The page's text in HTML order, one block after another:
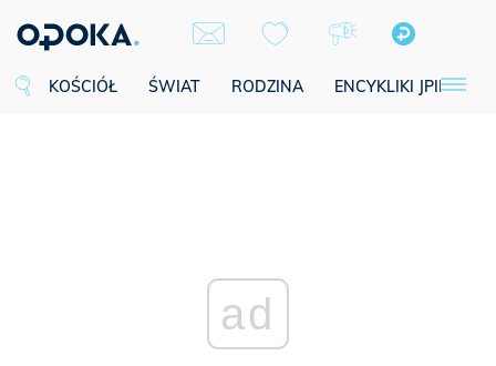
KOŚCIÓŁ ŚWIAT RODZINA ENCYKLIKI JPII
ad